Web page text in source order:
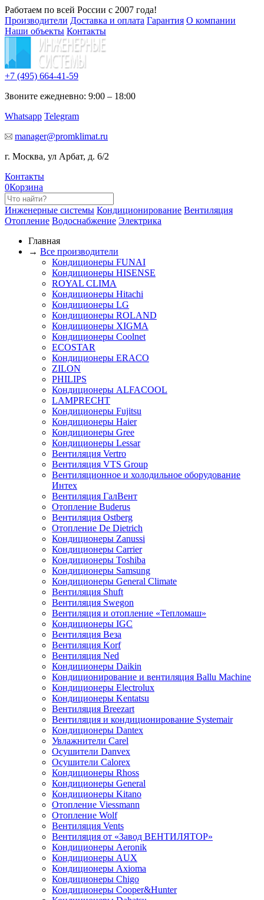
Работаем по всей России с 2007 года!
Производители Доставка и оплата Гарантия О компании
Наши объекты Контакты
+7 (495) 664-41-59
Звоните ежедневно: 9:00 – 18:00
Whatsapp Telegram
manager@promklimat.ru
г. Москва, ул Арбат, д. 6/2
Контакты
0Корзина
Инженерные системы Кондиционирование Вентиляция
Отопление Водоснабжение Электрика
Главная
→ Все производители
Кондиционеры FUNAI
Кондиционеры HISENSE
ROYAL CLIMA
Кондиционеры Hitachi
Кондиционеры LG
Кондиционеры ROLAND
Кондиционеры XIGMA
Кондиционеры Coolnet
ECOSTAR
Кондиционеры ERACO
ZILON
PHILIPS
Кондиционеры ALFACOOL
LAMPRECHT
Кондиционеры Fujitsu
Кондиционеры Haier
Кондиционеры Gree
Кондиционеры Lessar
Вентиляция Vertro
Вентиляция VTS Group
Вентиляционное и холодильное оборудование
Интех
Вентиляция ГалВент
Отопление Buderus
Вентиляция Ostberg
Отопление De Dietrich
Кондиционеры Zanussi
Кондиционеры Carrier
Кондиционеры Toshiba
Кондиционеры Samsung
Кондиционеры General Climate
Вентиляция Shuft
Вентиляция Swegon
Вентиляция и отопление «Тепломаш»
Кондиционеры IGC
Вентиляция Веза
Вентиляция Korf
Вентиляция Ned
Кондиционеры Daikin
Кондиционирование и вентиляция Ballu Machine
Кондиционеры Electrolux
Кондиционеры Kentatsu
Вентиляция Breezart
Вентиляция и кондиционирование Systemair
Кондиционеры Dantex
Увлажнители Carel
Осушители Danvex
Осушители Calorex
Кондиционеры Rhoss
Кондиционеры General
Кондиционеры Kitano
Отопление Viessmann
Отопление Wolf
Вентиляция Vents
Вентиляция от «Завод ВЕНТИЛЯТОР»
Кондиционеры Aeronik
Кондиционеры AUX
Кондиционеры Axioma
Кондиционеры Chigo
Кондиционеры Cooper&Hunter